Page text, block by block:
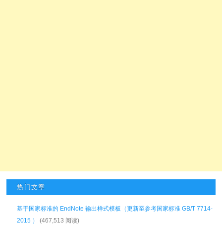
热门文章
基于国家标准的 EndNote 输出样式模板（更新至参考国家标准 GB/T 7714-
2015 ）
(467,513 阅读)